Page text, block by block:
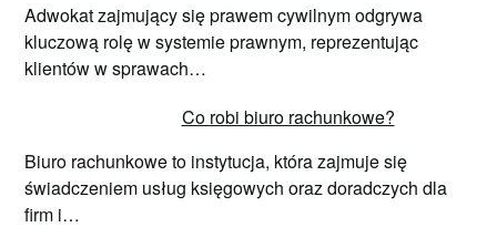
Adwokat zajmujący się prawem cywilnym odgrywa
kluczową rolę w systemie prawnym, reprezentując
klientów w sprawach…
Co robi biuro rachunkowe?
Biuro rachunkowe to instytucja, która zajmuje się
świadczeniem usług księgowych oraz doradczych dla
firm i…